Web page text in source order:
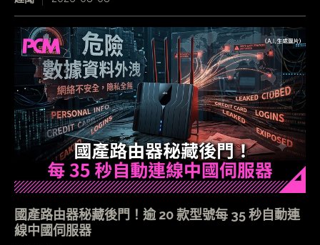
國產路由器秘藏後門！逾 20 款型號每 35 秒自動連
線中國伺服器